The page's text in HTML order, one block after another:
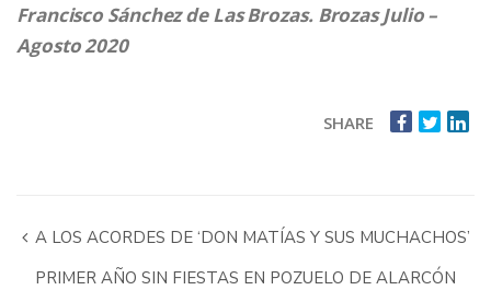
Francisco Sánchez de Las Brozas. Brozas Julio –
Agosto 2020
SHARE
A LOS ACORDES DE ‘DON MATÍAS Y SUS MUCHACHOS’
PRIMER AÑO SIN FIESTAS EN POZUELO DE ALARCÓN